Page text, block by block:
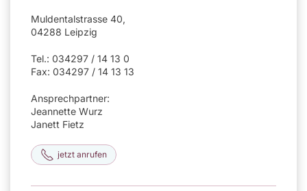
Muldentalstrasse 40,
04288 Leipzig
Tel.: 034297 / 14 13 0
Fax: 034297 / 14 13 13
Ansprechpartner:
Jeannette Wurz
Janett Fietz
jetzt anrufen